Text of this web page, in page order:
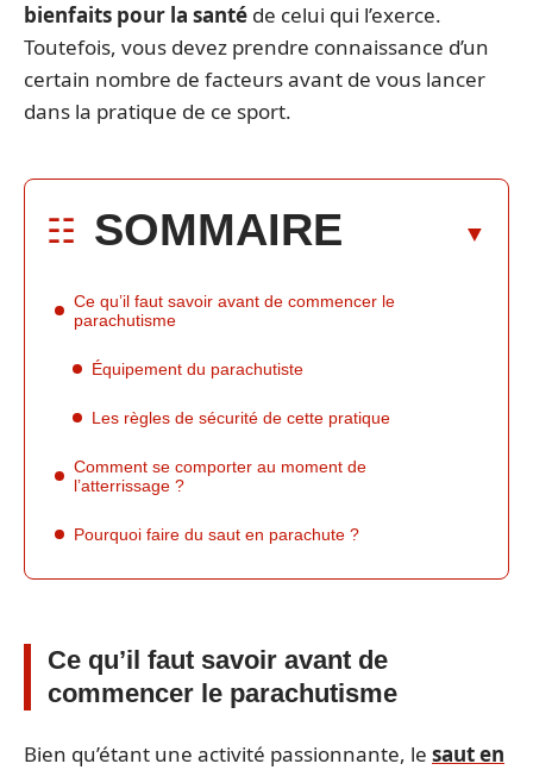
bienfaits pour la santé de celui qui l’exerce.
Toutefois, vous devez prendre connaissance d’un
certain nombre de facteurs avant de vous lancer
dans la pratique de ce sport.
SOMMAIRE
Ce qu’il faut savoir avant de commencer le
parachutisme
Équipement du parachutiste
Les règles de sécurité de cette pratique
Comment se comporter au moment de
l’atterrissage ?
Pourquoi faire du saut en parachute ?
Ce qu’il faut savoir avant de
commencer le parachutisme
Bien qu’étant une activité passionnante, le saut en